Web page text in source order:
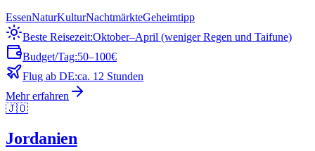
EssenNaturKulturNachtmärkteGeheimtipp
Beste Reisezeit:Oktober–April (weniger Regen und Taifune)
Budget/Tag:50–100€
Flug ab DE:ca. 12 Stunden
Mehr erfahren
🇯🇴
Jordanien